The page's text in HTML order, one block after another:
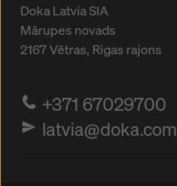
Doka Latvia SIA
Mārupes novads
2167Vētras, Rigas rajons
+371 67029700
latvia@doka.com